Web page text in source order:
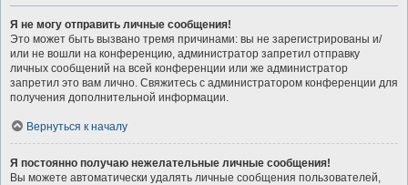
Я не могу отправить личные сообщения!
Это может быть вызвано тремя причинами: вы не зарегистрированы и/
или не вошли на конференцию, администратор запретил отправку
личных сообщений на всей конференции или же администратор
запретил это вам лично. Свяжитесь с администратором конференции для
получения дополнительной информации.
Вернуться к началу
Я постоянно получаю нежелательные личные сообщения!
Вы можете автоматически удалять личные сообщения пользователей,